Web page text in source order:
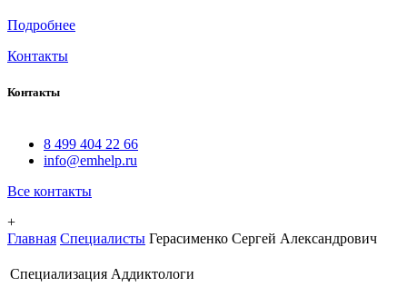
Подробнее
Контакты
Контакты
8 499 404 22 66
info@emhelp.ru
Все контакты
+
Главная Специалисты Герасименко Сергей Александрович
Специализация Аддиктологи